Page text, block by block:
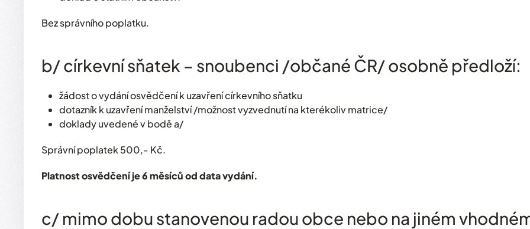
Bez správního poplatku.
b/ církevní sňatek – snoubenci /občané ČR/ osobně předloží:
žádost o vydání osvědčení k uzavření církevního sňatku
dotazník k uzavření manželství /možnost vyzvednutí na kterékoliv matrice/
doklady uvedené v bodě a/
Správní poplatek 500,- Kč.
Platnost osvědčení je 6 měsíců od data vydání.
c/ mimo dobu stanovenou radou obce nebo na jiném